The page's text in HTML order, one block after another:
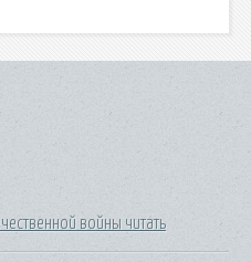
войны читать